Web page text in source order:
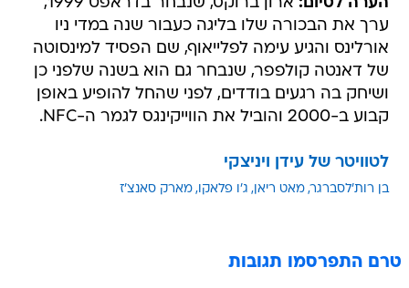
ערך את הבכורה שלו בליגה כעבור שנה במדי ניו
אורלינס והגיע עימה לפלייאוף, שם הפסיד למינסוטה
של דאנטה קולפפר, שנבחר גם הוא בשנה שלפני כן
ושיחק בה רגעים בודדים, לפני שהחל להופיע באופן
קבוע ב-2000 והוביל את הווייקינגס לגמר ה-NFC.
לטוויטר של עידן ויניצקי
בן רות'לסברגר מאט ריאן ג'ו פלאקו מארק סאנצ'ז
טרם התפרסמו תגובות